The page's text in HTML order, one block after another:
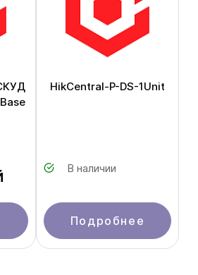
HikCentral-P-DS-1Unit
В наличии
Подробнее